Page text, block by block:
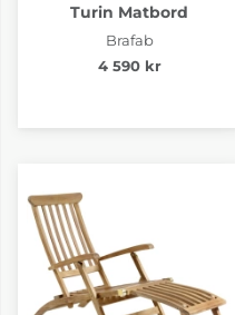
Turin Matbord
Brafab
4 590 kr